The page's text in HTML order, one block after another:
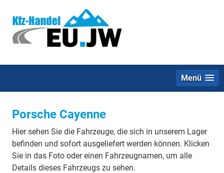
Menü
Porsche Cayenne
Hier sehen Sie die Fahrzeuge, die sich in unserem Lager
befinden und sofort ausgeliefert werden können. Klicken
Sie in das Foto oder einen Fahrzeugnamen, um alle
Details dieses Fahrzeugs zu sehen.